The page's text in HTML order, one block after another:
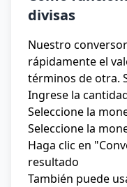
divisas
Nuestro
rápidamente el
términos de otra.
Ingrese la
Seleccione la
Seleccione la
Haga clic en
resultado
También puede